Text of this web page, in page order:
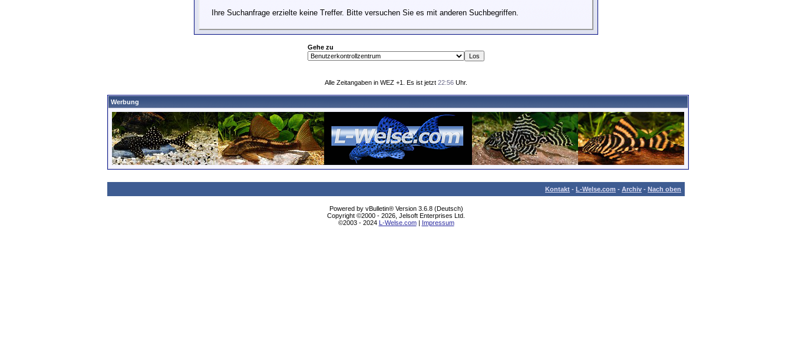
Ihre Suchanfrage erzielte keine Treffer. Bitte versuchen Sie es mit anderen Suchbegriffen.
Gehe zu
Alle Zeitangaben in WEZ +1. Es ist jetzt 22:56 Uhr.
Werbung
Kontakt - L-Welse.com - Archiv - Nach oben
Powered by vBulletin® Version 3.6.8 (Deutsch)
Copyright ©2000 - 2026, Jelsoft Enterprises Ltd.
©2003 - 2024 L-Welse.com| Impressum